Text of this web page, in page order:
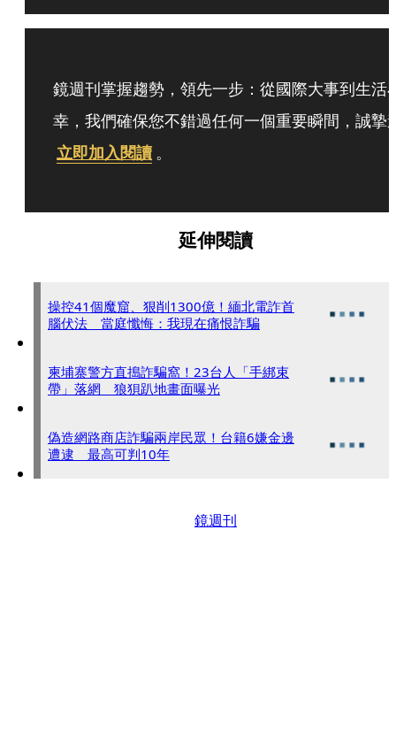
鏡週刊掌握趨勢，領先一步：從國際大事到生活
幸，我們確保您不錯過任何一個重要瞬間，誠摯
立即加入閱讀 。
延伸閱讀
操控41個魔窟、狠削1300億！緬北電詐首
腦伏法 當庭懺悔：我現在痛恨詐騙
柬埔寨警方直搗詐騙窩！23台人「手綁束
帶」落網 狼狽趴地畫面曝光
偽造網路商店詐騙兩岸民眾！台籍6嫌金邊
遭逮 最高可判10年
鏡週刊